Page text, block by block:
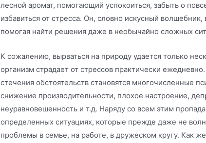
лесной аромат, помогающий успокоиться, забыть о
избавиться от стресса. Он, словно искусный волшебник,
помогая найти решения даже в необычайно сложных
К сожалению, вырваться на природу удается только
организм страдает от стрессов практически ежедневно.
стечения обстоятельств становятся многочисленные
снижение производительности, плохое настроение,
неуравновешенность и т.д. Наряду со всем этим
определенных ситуациях, которые прежде даже не
проблемы в семье, на работе, в дружеском кругу. Как